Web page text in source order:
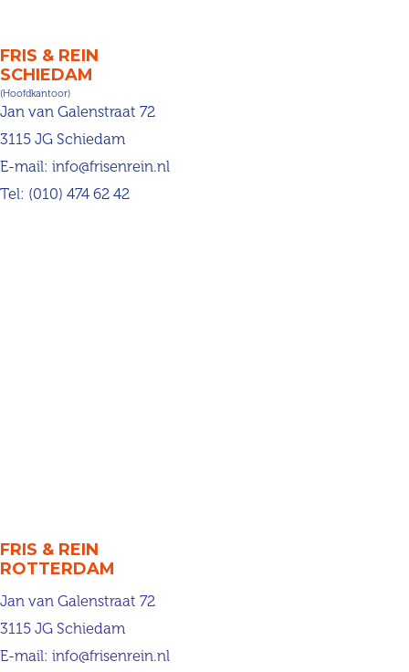
FRIS & REIN
SCHIEDAM
(Hoofdkantoor)
Jan van Galenstraat 72
3115 JG Schiedam
E-mail: info@frisenrein.nl
Tel: (010) 474 62 42
FRIS & REIN
ROTTERDAM
Jan van Galenstraat 72
3115 JG Schiedam
E-mail: info@frisenrein.nl